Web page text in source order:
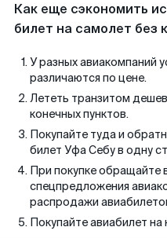
Как еще сэкономить
билет на самолет без
У разных авиакомпаний
различаются по цене.
Лететь транзитом
конечных пунктов.
Покупайте туда и
билет Уфа Себу в одну
При покупке обращайте
спецпредложения
распродажи
Покупайте авиабилет